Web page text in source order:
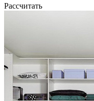
Рассчитать